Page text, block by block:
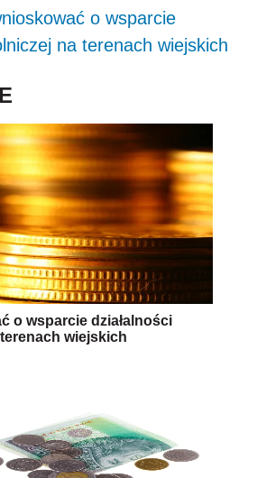
o wsparcie
na terenach wiejskich
o wsparcie działalności
wiejskich